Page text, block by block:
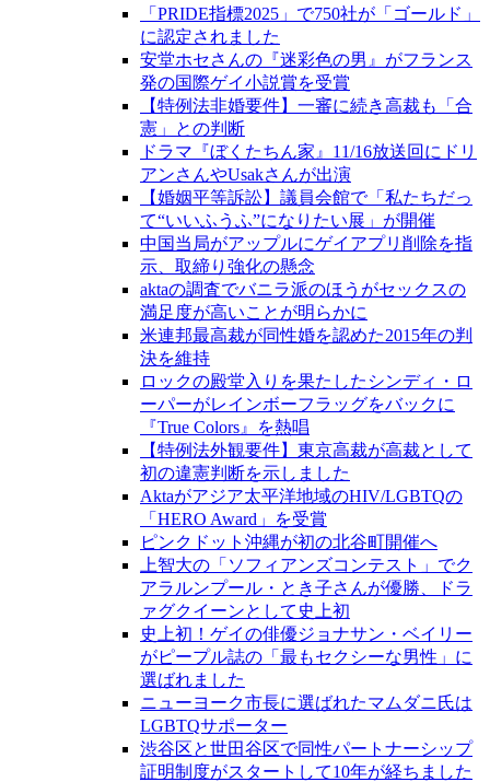
「PRIDE指標2025」で750社が「ゴールド」
に認定されました
安堂ホセさんの『迷彩色の男』がフランス
発の国際ゲイ小説賞を受賞
【特例法非婚要件】一審に続き高裁も「合
憲」との判断
ドラマ『ぼくたちん家』11/16放送回にドリ
アンさんやUsakさんが出演
【婚姻平等訴訟】議員会館で「私たちだっ
て“いいふうふ”になりたい展」が開催
中国当局がアップルにゲイアプリ削除を指
示、取締り強化の懸念
aktaの調査でバニラ派のほうがセックスの
満足度が高いことが明らかに
米連邦最高裁が同性婚を認めた2015年の判
決を維持
ロックの殿堂入りを果たしたシンディ・ロ
ーパーがレインボーフラッグをバックに
『True Colors』を熱唱
【特例法外観要件】東京高裁が高裁として
初の違憲判断を示しました
Aktaがアジア太平洋地域のHIV/LGBTQの
「HERO Award」を受賞
ピンクドット沖縄が初の北谷町開催へ
上智大の「ソフィアンズコンテスト」でク
アラルンプール・とき子さんが優勝、ドラ
ァグクイーンとして史上初
史上初！ゲイの俳優ジョナサン・ベイリー
がピープル誌の「最もセクシーな男性」に
選ばれました
ニューヨーク市長に選ばれたマムダニ氏は
LGBTQサポーター
渋谷区と世田谷区で同性パートナーシップ
証明制度がスタートして10年が経ちました